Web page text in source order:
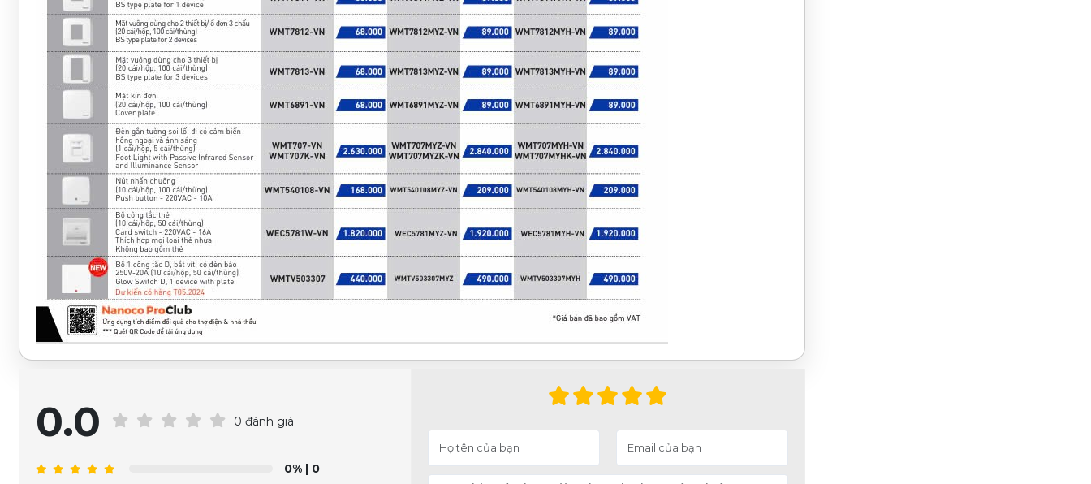
0.0 0 đánh giá
0%| 0